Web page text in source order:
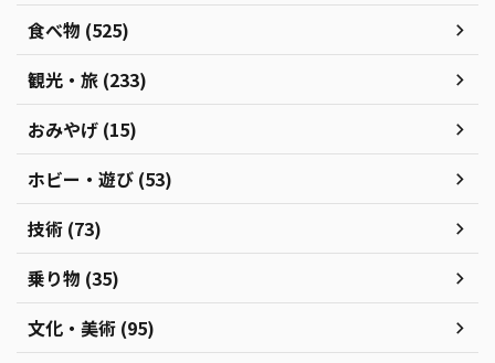
食べ物 (525)
観光・旅 (233)
おみやげ (15)
ホビー・遊び (53)
技術 (73)
乗り物 (35)
文化・美術 (95)